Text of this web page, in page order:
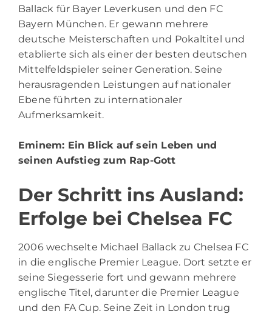
Ballack für Bayer Leverkusen und den FC
Bayern München. Er gewann mehrere
deutsche Meisterschaften und Pokaltitel und
etablierte sich als einer der besten deutschen
Mittelfeldspieler seiner Generation. Seine
herausragenden Leistungen auf nationaler
Ebene führten zu internationaler
Aufmerksamkeit.
Eminem: Ein Blick auf sein Leben und
seinen Aufstieg zum Rap-Gott
Der Schritt ins Ausland:
Erfolge bei Chelsea FC
2006 wechselte Michael Ballack zu Chelsea FC
in die englische Premier League. Dort setzte er
seine Siegesserie fort und gewann mehrere
englische Titel, darunter die Premier League
und den FA Cup. Seine Zeit in London trug